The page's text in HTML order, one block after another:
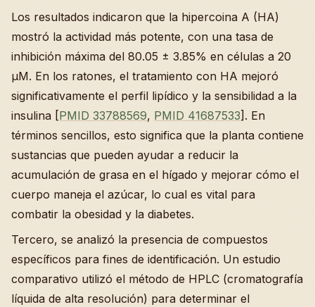
Los resultados indicaron que la hipercoina A (HA)
mostró la actividad más potente, con una tasa de
inhibición máxima del 80.05 ± 3.85% en células a 20
µM. En los ratones, el tratamiento con HA mejoró
significativamente el perfil lipídico y la sensibilidad a la
insulina [PMID 33788569, PMID 41687533]. En
términos sencillos, esto significa que la planta contiene
sustancias que pueden ayudar a reducir la
acumulación de grasa en el hígado y mejorar cómo el
cuerpo maneja el azúcar, lo cual es vital para
combatir la obesidad y la diabetes.
Tercero, se analizó la presencia de compuestos
específicos para fines de identificación. Un estudio
comparativo utilizó el método de HPLC (cromatografía
líquida de alta resolución) para determinar el